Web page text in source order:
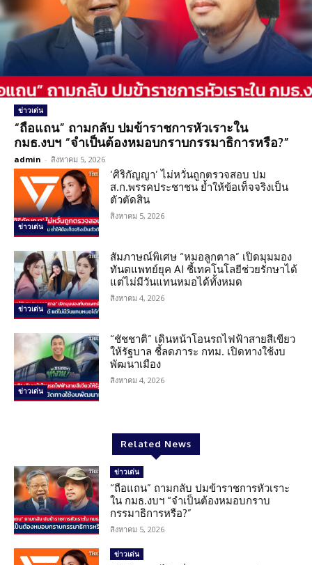
ข่าวเด่น
“ถือแถน” ถามกลับ ปมข้าราชการหัวเราะใน
กมธ.งบฯ “จำเป็นต้องหมอบกราบกรรมาธิการหรือ?”
admin - สิงหาคม 5, 2026
ข่าวเด่น
‘ศิริกัญญา’ ไม่หวั่นถูกตรวจสอบ ปม
ส.ก.พรรคประชาชน ย้ำให้ข้อเท็จจริงเป็น
ตัวตัดสิน
สิงหาคม 5, 2026
ข่าวเด่น
สัมภาษณ์พิเศษ “หมอลูกตาล” เปิดมุมมอง
ทันตแพทย์ยุค AI ชี้เทคโนโลยีช่วยรักษาได้
แต่ไม่มีวันแทนหมอได้ทั้งหมด
สิงหาคม 4, 2026
ข่าวเด่น
“ชัชชาติ” เดินหน้าโอนรถไฟฟ้าสายสีเขียว
ให้รัฐบาล ชี้ลดภาระ กทม. เปิดทางใช้งบ
พัฒนาเมือง
สิงหาคม 4, 2026
Related News
ข่าวเด่น
“ถือแถน” ถามกลับ ปมข้าราชการหัวเราะ
ใน กมธ.งบฯ “จำเป็นต้องหมอบกราบ
กรรมาธิการหรือ?”
สิงหาคม 5, 2026
ข่าวเด่น